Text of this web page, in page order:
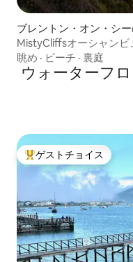
ブレントン・オン・シ
MistyCliffsオーシャンビ
眺め · ビーチ · 裏庭
ウォーターフ
大好評のゲストチョイス
ゲストチョイス